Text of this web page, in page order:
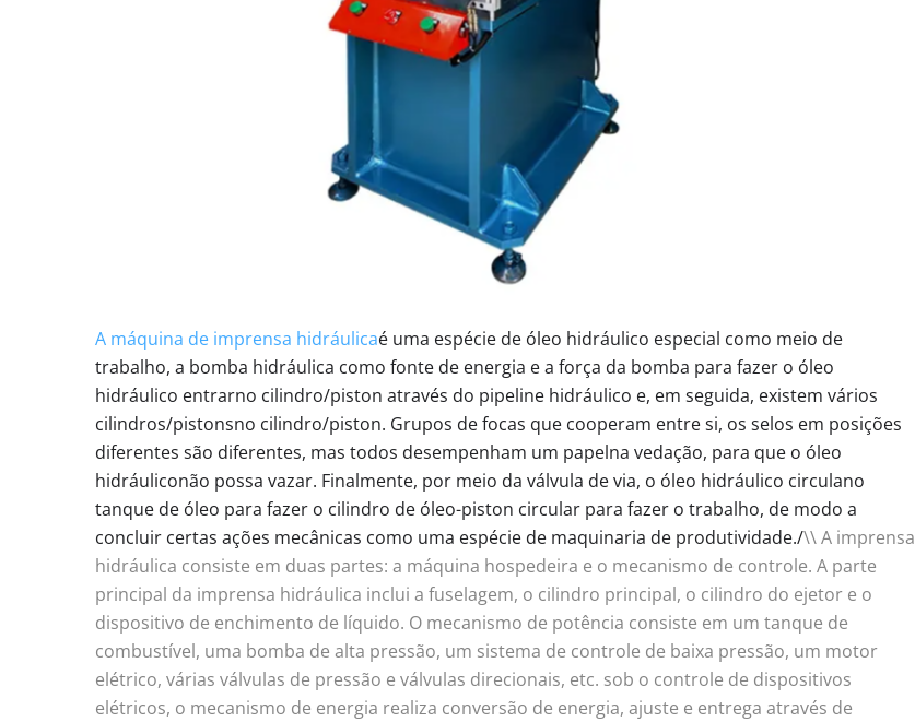
A máquina de imprensa hidráulicaé uma espécie de óleo hidráulico especial como meio de
trabalho, a bomba hidráulica como fonte de energia e a força da bomba para fazer o óleo
hidráulico entrarno cilindro/piston através do pipeline hidráulico e, em seguida, existem vários
cilindros/pistonsno cilindro/piston. Grupos de focas que cooperam entre si, os selos em posições
diferentes são diferentes, mas todos desempenham um papelna vedação, para que o óleo
hidráuliconão possa vazar. Finalmente, por meio da válvula de via, o óleo hidráulico circulano
tanque de óleo para fazer o cilindro de óleo-piston circular para fazer o trabalho, de modo a
concluir certas ações mecânicas como uma espécie de maquinaria de produtividade./\\ A imprensa
hidráulica consiste em duas partes: a máquina hospedeira e o mecanismo de controle. A parte
principal da imprensa hidráulica inclui a fuselagem, o cilindro principal, o cilindro do ejetor e o
dispositivo de enchimento de líquido. O mecanismo de potência consiste em um tanque de
combustível, uma bomba de alta pressão, um sistema de controle de baixa pressão, um motor
elétrico, várias válvulas de pressão e válvulas direcionais, etc. sob o controle de dispositivos
elétricos, o mecanismo de energia realiza conversão de energia, ajuste e entrega através de